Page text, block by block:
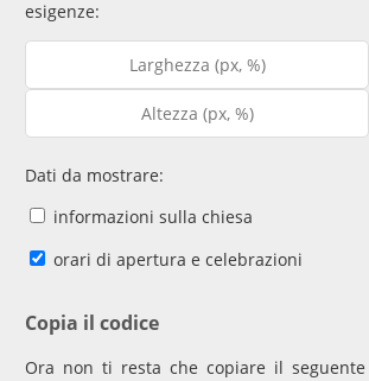
esigenze:
Dati da mostrare:
informazioni sulla chiesa
orari di apertura e celebrazioni
Copia il codice
Ora non ti resta che copiare il